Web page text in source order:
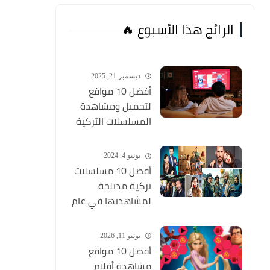
الرائج هذا الأسبوع 🔥
ديسمبر 21, 2025
أفضل 10 مواقع
لتحميل ومشاهدة
المسلسلات التركية
يونيو 4, 2024
أفضل 10 مسلسلات
تركية مدبلجة
لمشاهدتها في عام
المسلسلات التركية
HD)
يونيو 11, 2026
أفضل 10 مواقع
مشاهدة أفلام